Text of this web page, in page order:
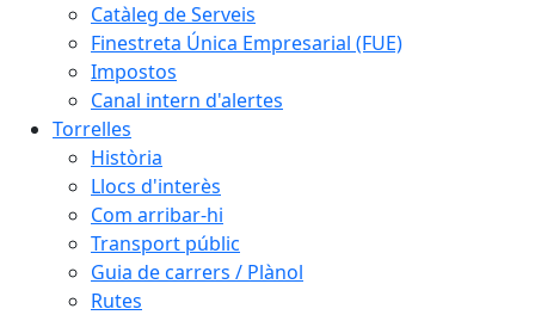
Catàleg de Serveis
Finestreta Única Empresarial (FUE)
Impostos
Canal intern d'alertes
Torrelles
Història
Llocs d'interès
Com arribar-hi
Transport públic
Guia de carrers / Plànol
Rutes